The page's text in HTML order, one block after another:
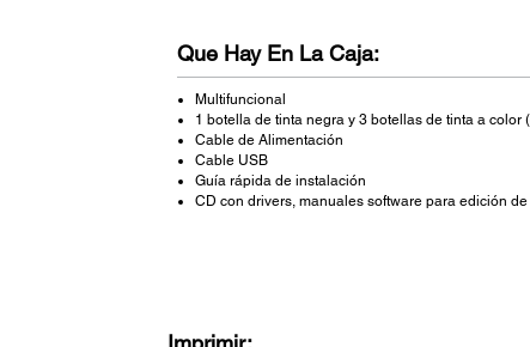
Que Hay En La Caja:
Multifuncional
1 botella de tinta negra y 3 botellas de tinta a color
Cable de Alimentación
Cable USB
Guía rápida de instalación
CD con drivers, manuales software para edición de